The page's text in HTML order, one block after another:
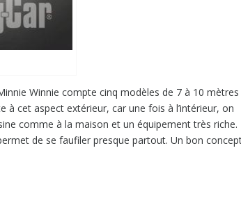
Winnie compte cinq modèles de 7 à 10
cet aspect extérieur, car une fois à l’intérieur, on
comme à la maison et un équipement très riche.
de se faufiler presque partout. Un bon